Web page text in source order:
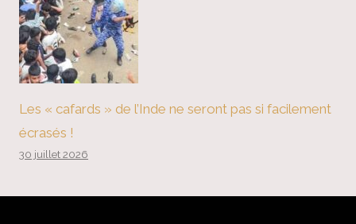
Les « cafards » de l’Inde ne seront pas si facilement
écrasés !
30 juillet 2026